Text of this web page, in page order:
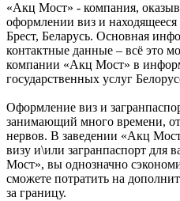
«Акц Мост» - компания,
оформлении виз и находящееся
Брест, Беларусь. Основная
контактные данные – всё это
компании «Акц Мост» в
государственных услуг
Оформление виз и
занимающий много времени,
нервов. В заведении «Акц
визу и\или загранпаспорт для
Мост», вы однозначно
сможете потратить на
за границу.